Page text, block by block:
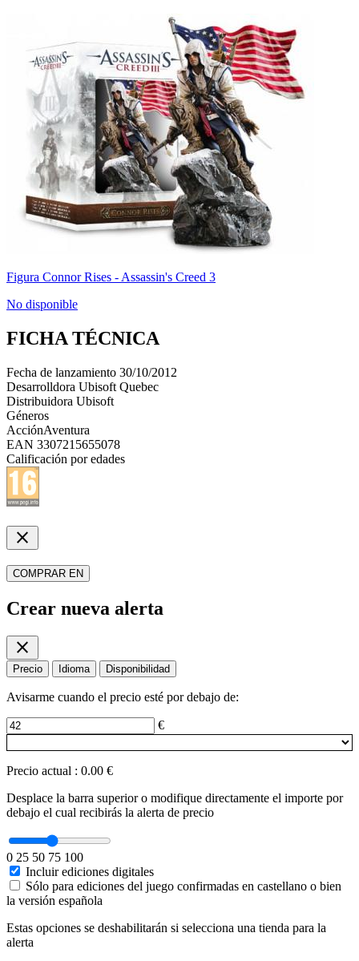
Figura Connor Rises - Assassin's Creed 3
No disponible
FICHA TÉCNICA
Fecha de lanzamiento 30/10/2012
Desarrolldora Ubisoft Quebec
Distribuidora Ubisoft
Géneros
AcciónAventura
EAN 3307215655078
Calificación por edades
close
COMPRAR EN
Crear nueva alerta
close
Precio Idioma Disponibilidad
Avisarme cuando el precio esté por debajo de:
€
Precio actual : 0.00 €
Desplace la barra superior o modifique directamente el importe por
debajo el cual recibirás la alerta de precio
0 25 50 75 100
Incluir ediciones digitales
Sólo para ediciones del juego confirmadas en castellano o bien
la versión española
Estas opciones se deshabilitarán si selecciona una tienda para la
alerta